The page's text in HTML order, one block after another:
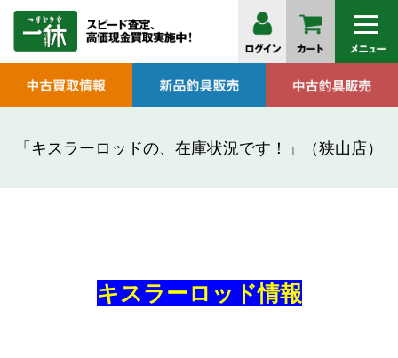
「キスラーロッドの、在庫状況です！」（狭山店）
キスラーロッド情報